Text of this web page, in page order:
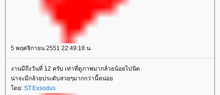
5 พฤศจิกายน 2551 22:49:18 น.
งานมีถึงวันที่ 12 ครับ เท่าที่ดูภาพมากล้วยน้อยไปนิด
น่าจะมีกล้วยประดับสวยๆมากกว่านี้หน่อย
โดย: ST.Exsodus